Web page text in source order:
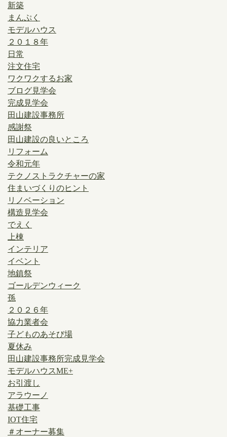
新築
まんぷく
モデルハウス
２０１８年
日常
注文住宅
ワクワクするお家
ブログ見学会
完成見学会
田山建設事務所
感謝祭
田山建設の良いところ
リフォーム
令和元年
テクノストラクチャーの家
住まいづくりのヒント
リノベーション
構造見学会
でえく
上棟
インテリア
イベント
地鎮祭
ゴールデンウィーク
孫
２０２６年
協力業者会
子どものあそび場
夏休み
田山建設事務所完成見学会
モデルハウスME+
お引渡し
アラウーノ
基礎工事
IOT住宅
＃オーナー募集